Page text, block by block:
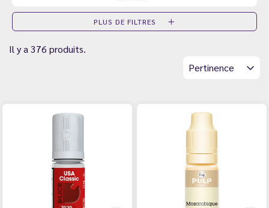
PLUS DE FILTRES
Il y a 376 produits.
Pertinence